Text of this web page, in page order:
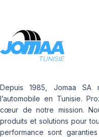
Depuis 1985, Jomaa
l’automobile en Tunisie.
cœur de notre mission.
produits et solutions pour
performance sont